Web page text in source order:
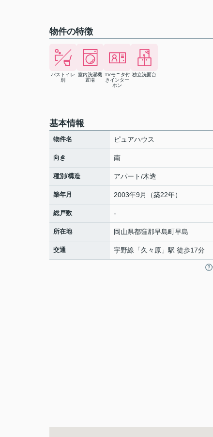
物件の特徴
バストイレ
別
室内洗濯機
置場
TVモニタ付
きインター
ホン
独立洗面台
基本情報
物件名 ピュアハウス
向き 南
種別/構造 アパート/木造
築年月 2003年9月（築22年）
総戸数 -
所在地 岡山県都窪郡早島町早島
交通 宇野線 「久々原 」駅 徒歩17分